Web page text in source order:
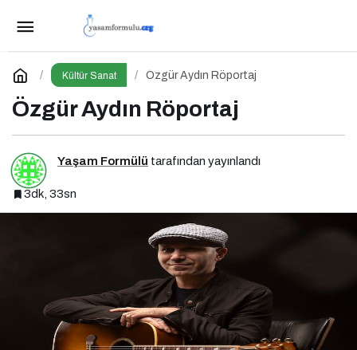
Kültür Sanat Özgür Aydın Röportaj
Özgür Aydın Röportaj
Yaşam Formülü tarafından yayınlandı
3dk, 33sn
Bu Cuma Vizyona Girecek Filmler Açıklandı
Yorum Yap